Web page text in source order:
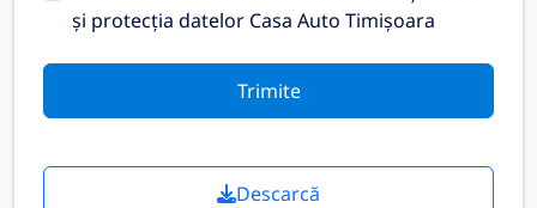
și protecția datelor Casa Auto Timișoara
Trimite
Descarcă